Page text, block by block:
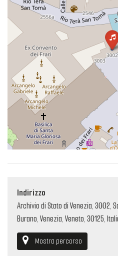
Indirizzo
Archivio di Stato di Venezia, 3002,
Burano, Venezia, Veneto, 30125,
Mostra percorso